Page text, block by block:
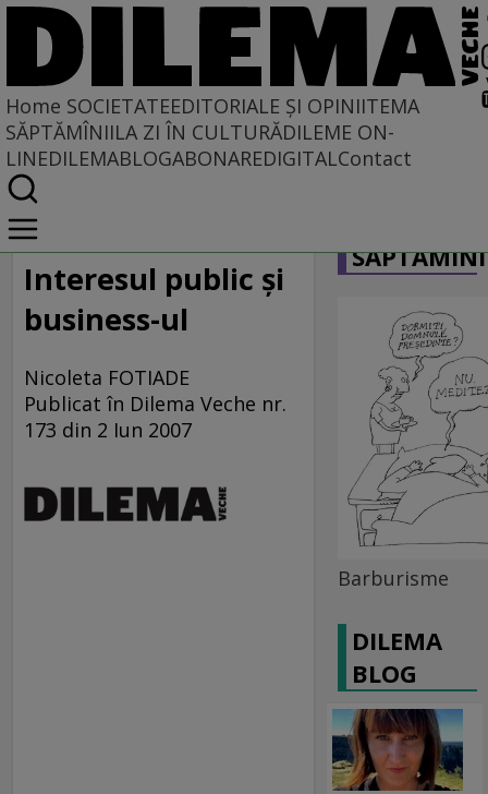
Home SOCIETATEEDITORIALE ȘI OPINIITEMA
SĂPTĂMÎNIILA ZI ÎN CULTURĂDILEME ON-
LINEDILEMABLOGABONAREDIGITALContact
Home
Societate
MASS COMEDIA
Interesul public şi
business-ul
Nicoleta FOTIADE
Publicat în Dilema Veche nr.
173 din 2 Iun 2007
Barburisme
DILEMA
BLOG